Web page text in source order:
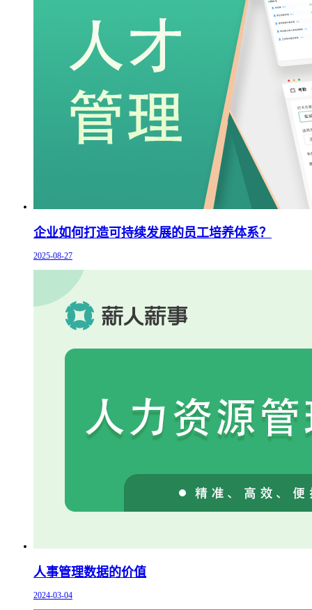
企业如何打造可持续发展的员工培养体系？
2025-08-27
人事管理数据的价值
2024-03-04